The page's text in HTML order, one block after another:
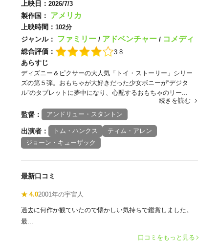
上映日：2026/7/3
製作国： アメリカ
上映時間：102分
ジャンル： ファミリー/ アドベンチャー/ コメディ
総合評価： 3.8
あらすじ
ディズニー＆ピクサーの大人気「トイ・ストーリー」シリー
ズの第５弾。おもちゃが大好きだった少女ボニーが“デジタ
ル”のタブレットに夢中になり、心配するおもちゃのリー...
続きを読む
監督： アンドリュー・スタントン
出演者： トム・ハンクス
ティム・アレン
ジョーン・キューザック
最新口コミ
★ 4.02001年の宇宙人
過去に何作か観ていたので懐かしい気持ちで鑑賞しました。
最...
口コミをもっと見る